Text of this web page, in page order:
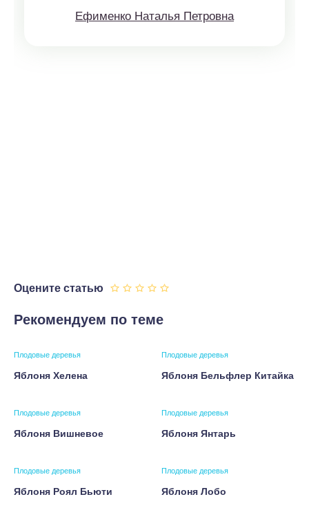
Ефименко Наталья Петровна
Оцените статью
Рекомендуем по теме
Плодовые деревья
Яблоня Хелена
Плодовые деревья
Яблоня Бельфлер Китайка
Плодовые деревья
Яблоня Вишневое
Плодовые деревья
Яблоня Янтарь
Плодовые деревья
Яблоня Роял Бьюти
Плодовые деревья
Яблоня Лобо